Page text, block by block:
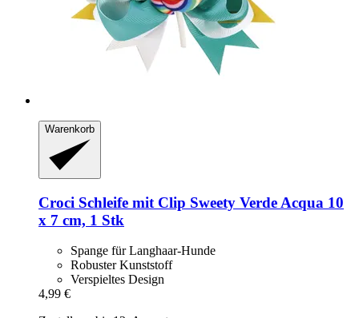
Warenkorb
Croci Schleife mit Clip Sweety Verde Acqua 10
x 7 cm, 1 Stk
Spange für Langhaar-Hunde
Robuster Kunststoff
Verspieltes Design
4,99 €